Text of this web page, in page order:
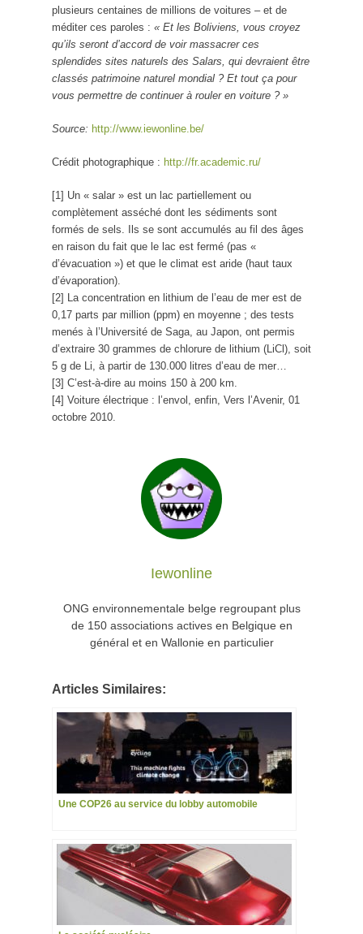
plusieurs centaines de millions de voitures – et de
méditer ces paroles : « Et les Boliviens, vous croyez
qu’ils seront d’accord de voir massacrer ces
splendides sites naturels des Salars, qui devraient être
classés patrimoine naturel mondial ? Et tout ça pour
vous permettre de continuer à rouler en voiture ? »
Source: http://www.iewonline.be/
Crédit photographique : http://fr.academic.ru/
[1] Un « salar » est un lac partiellement ou
complètement asséché dont les sédiments sont
formés de sels. Ils se sont accumulés au fil des âges
en raison du fait que le lac est fermé (pas «
d’évacuation ») et que le climat est aride (haut taux
d’évaporation).
[2] La concentration en lithium de l’eau de mer est de
0,17 parts par million (ppm) en moyenne ; des tests
menés à l’Université de Saga, au Japon, ont permis
d’extraire 30 grammes de chlorure de lithium (LiCl), soit
5 g de Li, à partir de 130.000 litres d’eau de mer…
[3] C’est-à-dire au moins 150 à 200 km.
[4] Voiture électrique : l’envol, enfin, Vers l’Avenir, 01
octobre 2010.
Iewonline
ONG environnementale belge regroupant plus
de 150 associations actives en Belgique en
général et en Wallonie en particulier
Articles Similaires:
Une COP26 au service du lobby automobile